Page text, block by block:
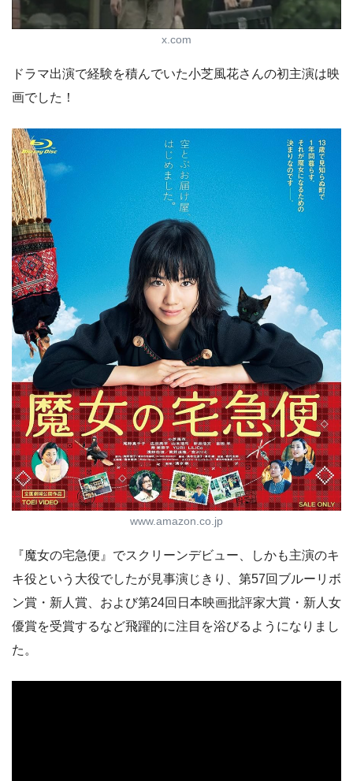
x.com
ドラマ出演で経験を積んでいた小芝風花さんの初主演は映
画でした！
www.amazon.co.jp
『魔女の宅急便』でスクリーンデビュー、しかも主演のキ
キ役という大役でしたが見事演じきり、第57回ブルーリボ
ン賞・新人賞、および第24回日本映画批評家大賞・新人女
優賞を受賞するなど飛躍的に注目を浴びるようになりまし
た。